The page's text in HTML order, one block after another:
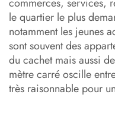
le quartier le plus
notamment les jeunes
sont souvent des
du cachet mais aussi
mètre carré oscille
très raisonnable pour